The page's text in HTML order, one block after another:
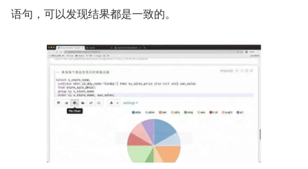
语句，可以发现结果都是一致的。